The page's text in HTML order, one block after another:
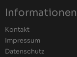
Informationen
Kontakt
Impressum
Datenschutz